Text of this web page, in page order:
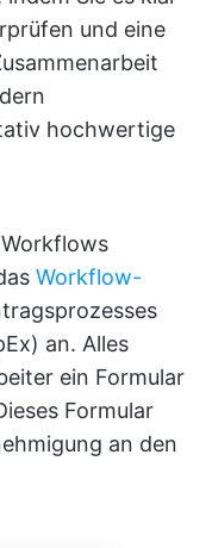
und eine
hochwertige
Workflow-
an. Alles
ein Formular
Formular
an den